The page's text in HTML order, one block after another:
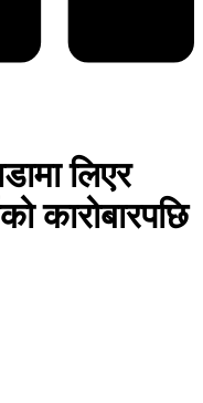
लिएर
कारोबारपछि